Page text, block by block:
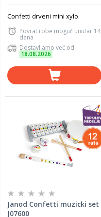
Confetti drveni mini xylo
Povrat robe moguć unutar 14
dana
Dostavljamo već od
18.08.2026
Janod Confetti muzicki set
J07600